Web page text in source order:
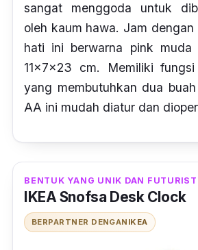
sangat menggoda untuk
oleh kaum hawa. Jam
hati ini berwarna pink muda
11x7x23 cm. Memiliki fungsi
yang membutuhkan dua
AA ini mudah diatur dan
BENTUK YANG UNIK DAN
IKEA Snofsa Desk Clock
BERPARTNER DENGAN IKEA